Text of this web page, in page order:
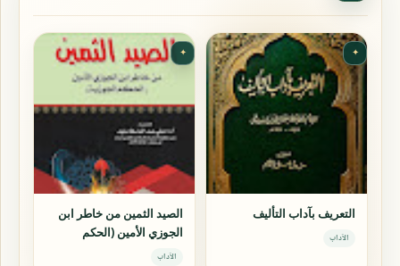
✦
التعريف بآداب التأليف
الآداب
✦
الصيد الثمين من خاطر ابن
الجوزي الأمين (الحكم
الجوزية)
الآداب